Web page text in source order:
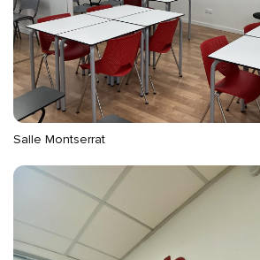
Salle Montserrat